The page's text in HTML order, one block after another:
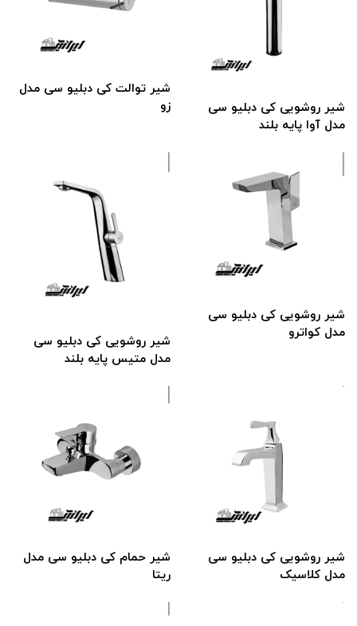
شیر روشویی کی دبلیو سی
مدل آوا پایه بلند
شیر توالت کی دبلیو سی مدل
زو
شیر روشویی کی دبلیو سی
مدل کواترو
شیر روشویی کی دبلیو سی
مدل متیس پایه بلند
شیر روشویی کی دبلیو سی
مدل کلاسیک
شیر حمام کی دبلیو سی مدل
ریتا